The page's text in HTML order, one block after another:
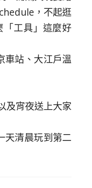
，不起逛
工具」這麼好
車站、大江戶溫
及宵夜送上大家
天清晨玩到第二